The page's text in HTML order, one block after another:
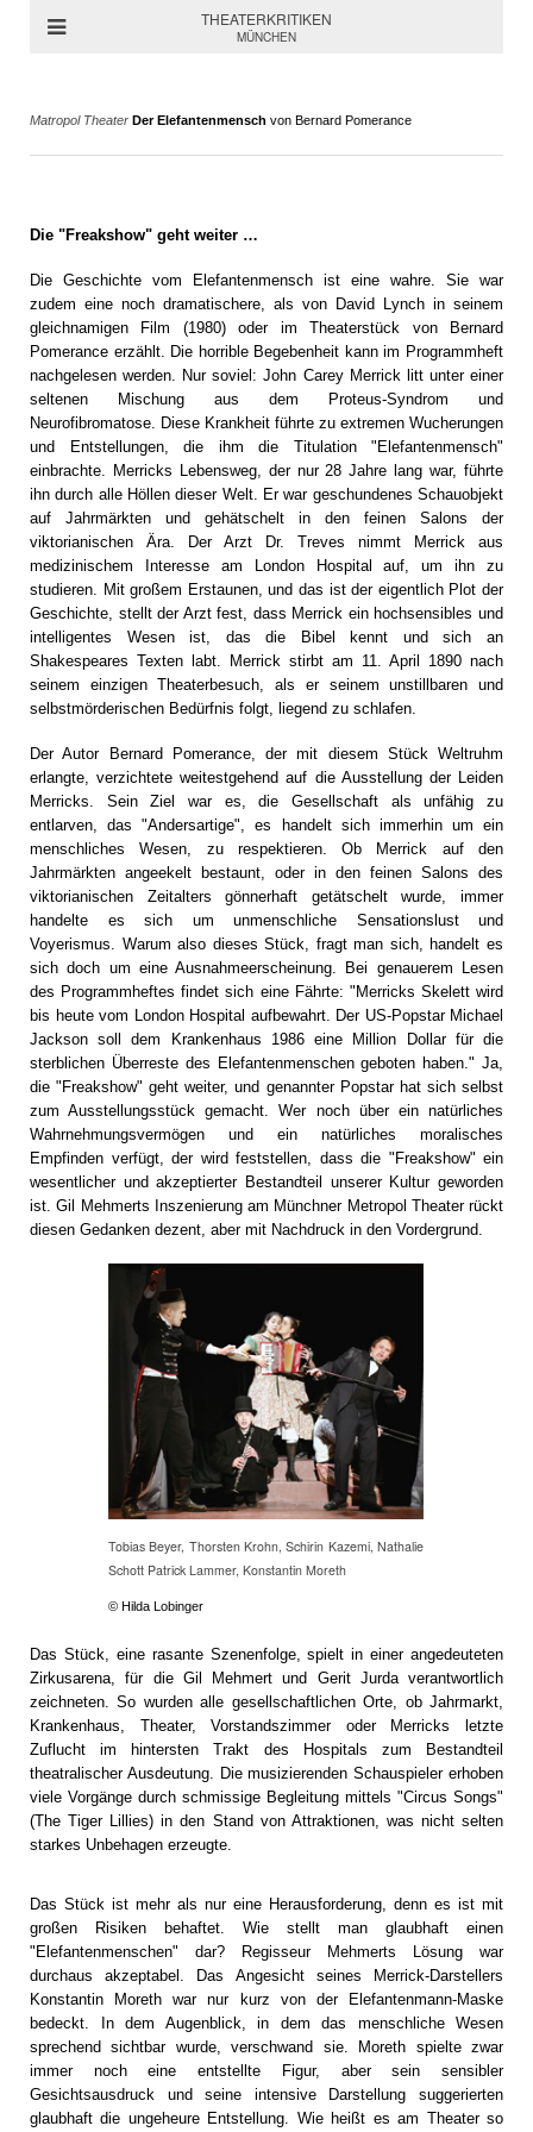
THEATERKRITIKEN
MÜNCHEN
Matropol Theater Der Elefantenmensch von Bernard Pomerance
Die "Freakshow" geht weiter …
Die Geschichte vom Elefantenmensch ist eine wahre. Sie war
zudem eine noch dramatischere, als von David Lynch in seinem
gleichnamigen Film (1980) oder im Theaterstück von Bernard
Pomerance erzählt. Die horrible Begebenheit kann im Programmheft
nachgelesen werden. Nur soviel: John Carey Merrick litt unter einer
seltenen Mischung aus dem Proteus-Syndrom und
Neurofibromatose. Diese Krankheit führte zu extremen Wucherungen
und Entstellungen, die ihm die Titulation "Elefantenmensch"
einbrachte. Merricks Lebensweg, der nur 28 Jahre lang war, führte
ihn durch alle Höllen dieser Welt. Er war geschundenes Schauobjekt
auf Jahrmärkten und gehätschelt in den feinen Salons der
viktorianischen Ära. Der Arzt Dr. Treves nimmt Merrick aus
medizinischem Interesse am London Hospital auf, um ihn zu
studieren. Mit großem Erstaunen, und das ist der eigentlich Plot der
Geschichte, stellt der Arzt fest, dass Merrick ein hochsensibles und
intelligentes Wesen ist, das die Bibel kennt und sich an
Shakespeares Texten labt. Merrick stirbt am 11. April 1890 nach
seinem einzigen Theaterbesuch, als er seinem unstillbaren und
selbstmörderischen Bedürfnis folgt, liegend zu schlafen.
Der Autor Bernard Pomerance, der mit diesem Stück Weltruhm
erlangte, verzichtete weitestgehend auf die Ausstellung der Leiden
Merricks. Sein Ziel war es, die Gesellschaft als unfähig zu
entlarven, das "Andersartige", es handelt sich immerhin um ein
menschliches Wesen, zu respektieren. Ob Merrick auf den
Jahrmärkten angeekelt bestaunt, oder in den feinen Salons des
viktorianischen Zeitalters gönnerhaft getätschelt wurde, immer
handelte es sich um unmenschliche Sensationslust und
Voyerismus. Warum also dieses Stück, fragt man sich, handelt es
sich doch um eine Ausnahmeerscheinung. Bei genauerem Lesen
des Programmheftes findet sich eine Fährte: "Merricks Skelett wird
bis heute vom London Hospital aufbewahrt. Der US-Popstar Michael
Jackson soll dem Krankenhaus 1986 eine Million Dollar für die
sterblichen Überreste des Elefantenmenschen geboten haben." Ja,
die "Freakshow" geht weiter, und genannter Popstar hat sich selbst
zum Ausstellungsstück gemacht. Wer noch über ein natürliches
Wahrnehmungsvermögen und ein natürliches moralisches
Empfinden verfügt, der wird feststellen, dass die "Freakshow" ein
wesentlicher und akzeptierter Bestandteil unserer Kultur geworden
ist. Gil Mehmerts Inszenierung am Münchner Metropol Theater rückt
diesen Gedanken dezent, aber mit Nachdruck in den Vordergrund.
Tobias Beyer, Thorsten Krohn, Schirin Kazemi, Nathalie
Schott Patrick Lammer, Konstantin Moreth
© Hilda Lobinger
Das Stück, eine rasante Szenenfolge, spielt in einer angedeuteten
Zirkusarena, für die Gil Mehmert und Gerit Jurda verantwortlich
zeichneten. So wurden alle gesellschaftlichen Orte, ob Jahrmarkt,
Krankenhaus, Theater, Vorstandszimmer oder Merricks letzte
Zuflucht im hintersten Trakt des Hospitals zum Bestandteil
theatralischer Ausdeutung. Die musizierenden Schauspieler erhoben
viele Vorgänge durch schmissige Begleitung mittels "Circus Songs"
(The Tiger Lillies) in den Stand von Attraktionen, was nicht selten
starkes Unbehagen erzeugte.
Das Stück ist mehr als nur eine Herausforderung, denn es ist mit
großen Risiken behaftet. Wie stellt man glaubhaft einen
"Elefantenmenschen" dar? Regisseur Mehmerts Lösung war
durchaus akzeptabel. Das Angesicht seines Merrick-Darstellers
Konstantin Moreth war nur kurz von der Elefantenmann-Maske
bedeckt. In dem Augenblick, in dem das menschliche Wesen
sprechend sichtbar wurde, verschwand sie. Moreth spielte zwar
immer noch eine entstellte Figur, aber sein sensibler
Gesichtsausdruck und seine intensive Darstellung suggerierten
glaubhaft die ungeheure Entstellung. Wie heißt es am Theater so